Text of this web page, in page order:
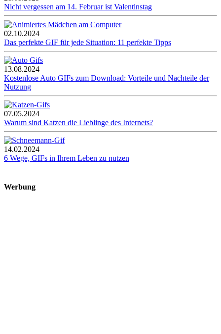
Nicht vergessen am 14. Februar ist Valentinstag
02.10.2024
Das perfekte GIF für jede Situation: 11 perfekte Tipps
13.08.2024
Kostenlose Auto GIFs zum Download: Vorteile und Nachteile der
Nutzung
07.05.2024
Warum sind Katzen die Lieblinge des Internets?
14.02.2024
6 Wege, GIFs in Ihrem Leben zu nutzen
Werbung